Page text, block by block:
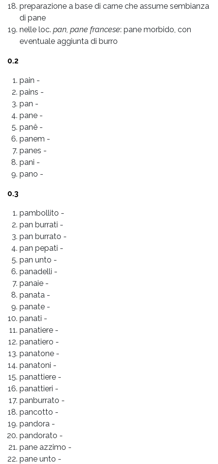
preparazione a base di carne che assume sembianza
di pane
nelle loc. pan, pane francese: pane morbido, con
eventuale aggiunta di burro
0.2
pain -
pains -
pan -
pane -
panê -
panem -
panes -
pani -
pano -
0.3
pambollito -
pan burrati -
pan burrato -
pan pepati -
pan unto -
panadelli -
panaie -
panata -
panate -
panati -
panatiere -
panatiero -
panatone -
panatoni -
panattiere -
panattieri -
panburrato -
pancotto -
pandora -
pandorato -
pane azzimo -
pane unto -